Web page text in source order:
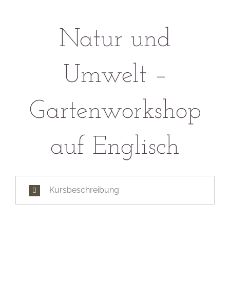
Natur und
Umwelt –
Gartenworkshop
auf Englisch
Kursbeschreibung